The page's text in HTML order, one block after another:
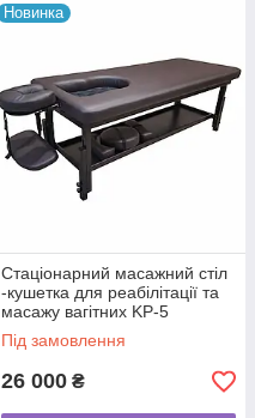
Новинка
Стаціонарний масажний стіл
-кушетка для реабілітації та
масажу вагітних KP-5
Під замовлення
26 000 ₴